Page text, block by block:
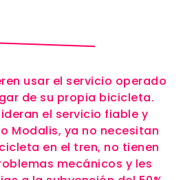
usar el servicio operado
de su propia bicicleta.
el servicio fiable y
Modalis, ya no necesitan
en el tren, no tienen
mecánicos y les